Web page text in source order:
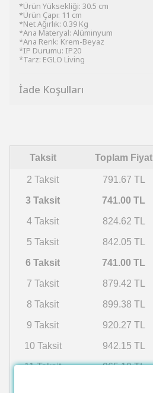
*Ürün Yüksekliği: 30.5 cm
*Ürün Çapı: 11 cm
*Net Ağırlık: 0.39 Kg
*Ana Materyal: Alüminyum
*Ana Renk: Krem-Beyaz
*IP Durumu: IP20
*Tarz: EGLO Living
İade Koşulları
Taksit Toplam Fiyat
2 Taksit 791.67 TL
3 Taksit 741.00 TL
4 Taksit 824.62 TL
5 Taksit 842.05 TL
6 Taksit 741.00 TL
7 Taksit 879.42 TL
8 Taksit 899.38 TL
9 Taksit 920.27 TL
10 Taksit 942.15 TL
11 Taksit 965.10 TL